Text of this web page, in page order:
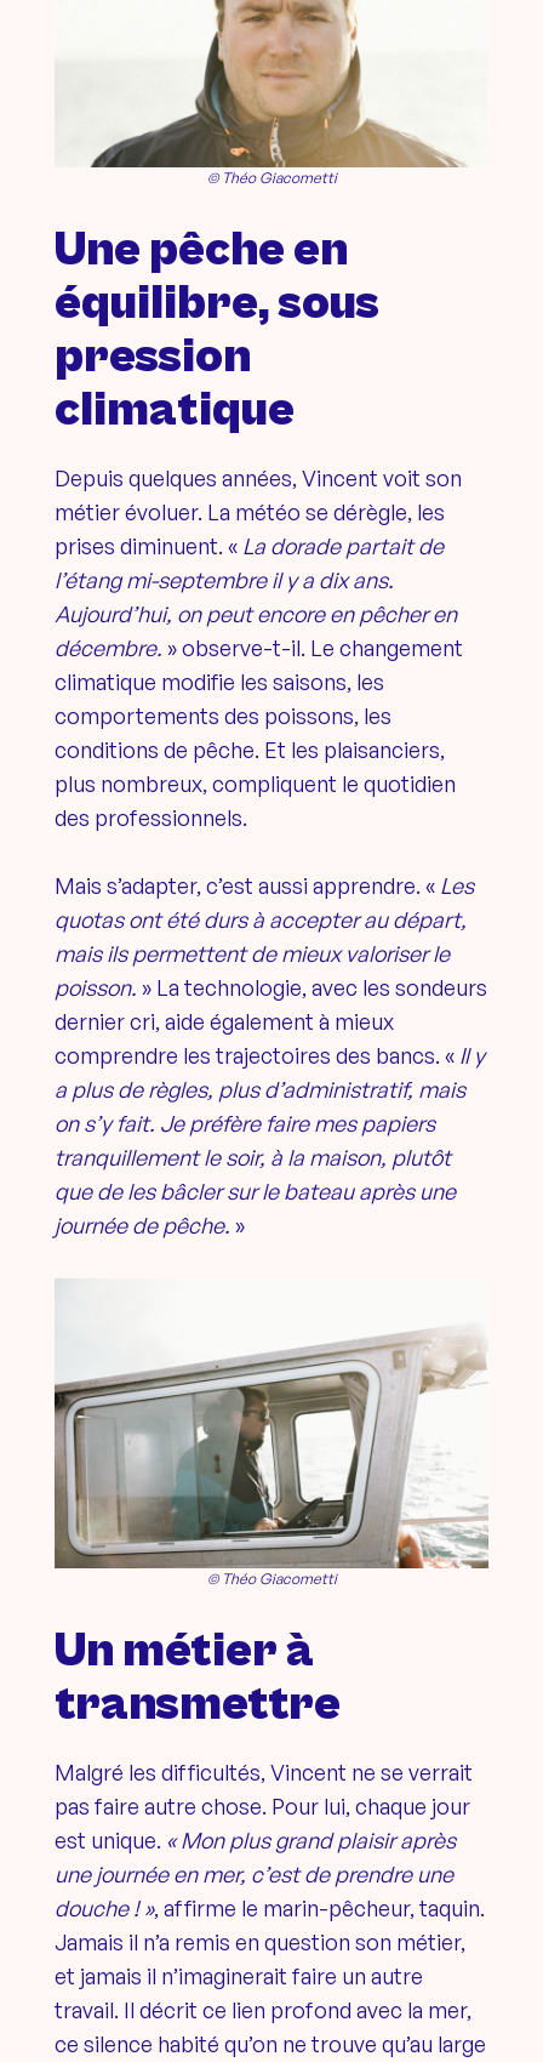
© Théo Giacometti
Une pêche en
équilibre, sous
pression
climatique
Depuis quelques années, Vincent voit son
métier évoluer. La météo se dérègle, les
prises diminuent. « La dorade partait de
l’étang mi-septembre il y a dix ans.
Aujourd’hui, on peut encore en pêcher en
décembre. » observe-t-il. Le changement
climatique modifie les saisons, les
comportements des poissons, les
conditions de pêche. Et les plaisanciers,
plus nombreux, compliquent le quotidien
des professionnels.
Mais s’adapter, c’est aussi apprendre. «Les
quotas ont été durs à accepter au départ,
mais ils permettent de mieux valoriser le
poisson. » La technologie, avec les sondeurs
dernier cri, aide également à mieux
comprendre les trajectoires des bancs. «Il y
a plus de règles, plus d’administratif, mais
on s’y fait. Je préfère faire mes papiers
tranquillement le soir, à la maison, plutôt
que de les bâcler sur le bateau après une
journée de pêche. »
© Théo Giacometti
Un métier à
transmettre
Malgré les difficultés, Vincent ne se verrait
pas faire autre chose. Pour lui, chaque jour
est unique. « Mon plus grand plaisir après
une journée en mer, c’est de prendre une
douche ! », affirme le marin-pêcheur, taquin.
Jamais il n’a remis en question son métier,
et jamais il n’imaginerait faire un autre
travail. Il décrit ce lien profond avec la mer,
ce silence habité qu’on ne trouve qu’au large